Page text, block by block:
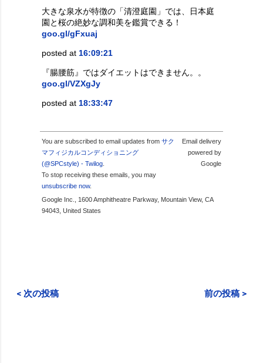
大きな泉水が特徴の「清澄庭園」では、日本庭
園と桜の絶妙な調和美を鑑賞できる！
goo.gl/gFxuaj
posted at 16:09:21
『腸腰筋』ではダイエットはできません。。
goo.gl/VZXgJy
posted at 18:33:47
You are subscribed to email updates from サク
マフィジカルコンディショニング
(@SPCstyle) - Twilog
To stop receiving these emails, you may
unsubscribe now.
Email delivery
powered by
Google
Google Inc., 1600 Amphitheatre Parkway, Mountain View, CA
94043, United States
< 次の投稿 前の投稿 >